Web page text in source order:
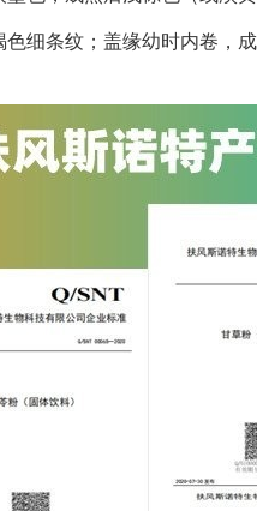
细条纹；盖缘幼时内卷，成